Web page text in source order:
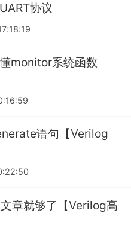
协议
monitor系统函数
语句【Verilog
章就够了【Verilog高